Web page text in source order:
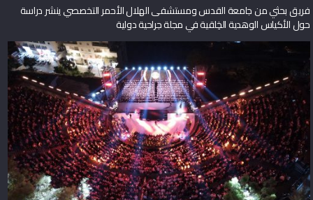
فريق بحثي من جامعة القدس ومستشفى الهلال الأحمر التخصصي ينشر دراسة
حول الأكياس الوهدية الخِلقية في مجلة جراحية دولية